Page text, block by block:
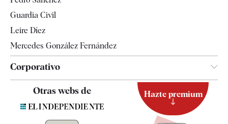
Guardia Civil
Leire Díez
Mercedes González Fernández
Corporativo
Contacto
Otras webs de Hazte premium